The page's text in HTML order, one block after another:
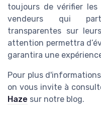
toujours de vérifier
vendeurs qui
transparentes sur
attention permettra
garantira une
Pour plus
on vous invite à
Haze sur notre blog.